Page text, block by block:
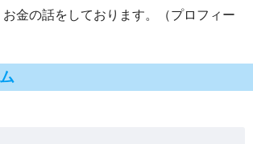
金の話をしております。（プロフィー